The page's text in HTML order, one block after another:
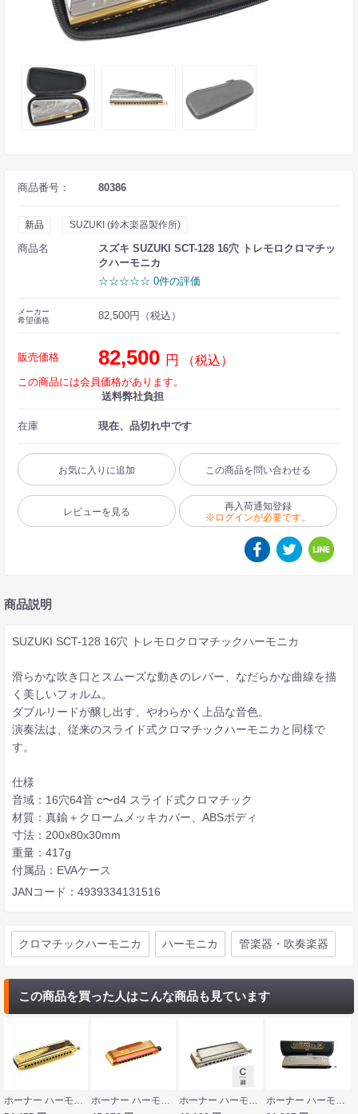
商品番号： 80386
新品 SUZUKI (鈴木楽器製作所)
商品名
スズキ SUZUKI SCT-128 16穴 トレモロクロマチッ
クハーモニカ
☆☆☆☆☆ 0件の評価
メーカー
希望価格
82,500円（税込）
販売価格 82,500 円 （税込）
この商品には会員価格があります。
送料弊社負担
在庫 現在、品切れ中です
お気に入りに追加 この商品を問い合わせる
レビューを見る
再入荷通知登録
※ログインが必要です。
商品説明
SUZUKI SCT-128 16穴 トレモロクロマチックハーモニカ
滑らかな吹き口とスムーズな動きのレバー、なだらかな曲線を描
く美しいフォルム。
ダブルリードが醸し出す、やわらかく上品な音色。
演奏法は、従来のスライド式クロマチックハーモニカと同様で
す。
仕様
音域：16穴64音 c〜d4 スライド式クロマチック
材質：真鍮＋クロームメッキカバー、ABSボディ
寸法：200x80x30mm
重量：417g
付属品：EVAケース
JANコード：4939334131516
クロマチックハーモニカ ハーモニカ 管楽器・吹奏楽器
この商品を買った人はこんな商品も見ています
ホーナー ハーモニカ HOHNER 7583/64C SUPER 64 GOLD クロマチックハーモニカ
ホーナー ハーモニカ HOHNER CX12-Jazz クロマチックハーモニカ
ホーナー ハーモニカ C-tenor調 HOHNER Super Chromonica 270 270/48 C-tenor クロマチックハーモニカ
ホーナー ハーモニカ HOHNER Chrometta-14 クロマチックハーモニカ